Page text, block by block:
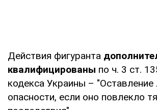
Действия фигуранта
квалифицированы по ч. 3 ст.
кодекса Украины – "Оставление
опасности, если оно повлекло